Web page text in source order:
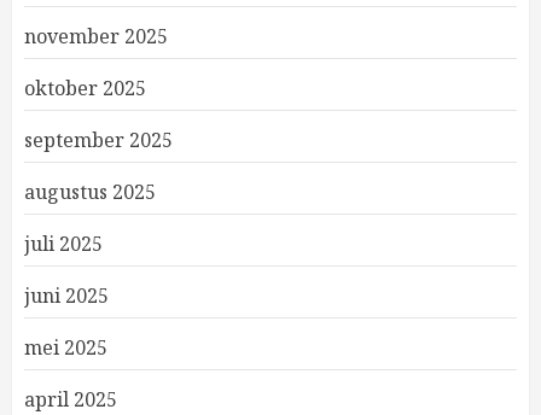
november 2025
oktober 2025
september 2025
augustus 2025
juli 2025
juni 2025
mei 2025
april 2025